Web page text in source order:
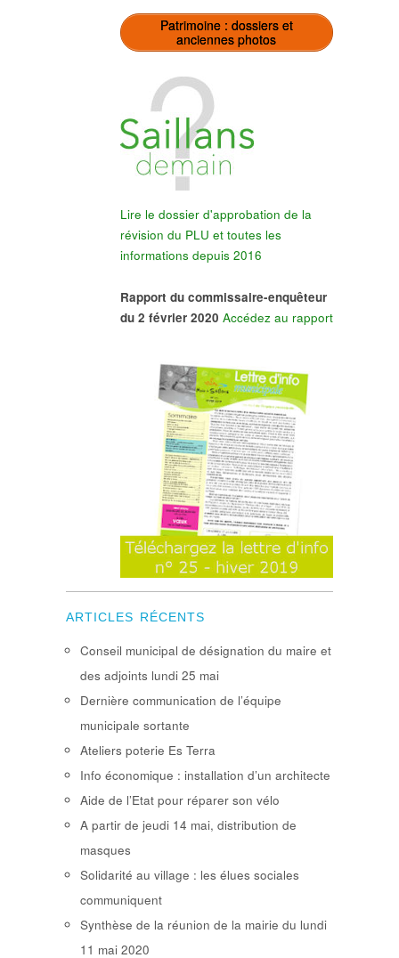
Patrimoine : dossiers et
anciennes photos
Lire le dossier d'approbation de la
révision du PLU et toutes les
informations depuis 2016
Rapport du commissaire-enquêteur
du 2 février 2020 Accédez au rapport
ARTICLES RÉCENTS
Conseil municipal de désignation du maire et
des adjoints lundi 25 mai
Dernière communication de l’équipe
municipale sortante
Ateliers poterie Es Terra
Info économique : installation d’un architecte
Aide de l’Etat pour réparer son vélo
A partir de jeudi 14 mai, distribution de
masques
Solidarité au village : les élues sociales
communiquent
Synthèse de la réunion de la mairie du lundi
11 mai 2020